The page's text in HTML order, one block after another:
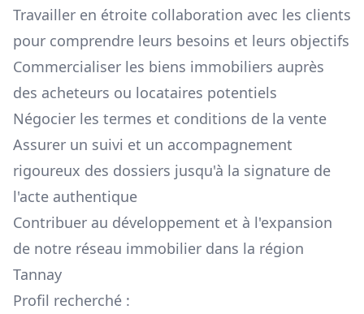
Travailler en étroite collaboration avec les clients
pour comprendre leurs besoins et leurs objectifs
Commercialiser les biens immobiliers auprès
des acheteurs ou locataires potentiels
Négocier les termes et conditions de la vente
Assurer un suivi et un accompagnement
rigoureux des dossiers jusqu'à la signature de
l'acte authentique
Contribuer au développement et à l'expansion
de notre réseau immobilier dans la région
Tannay
Profil recherché :